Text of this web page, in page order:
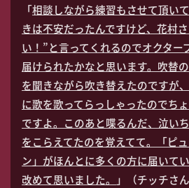
「相談しながら練習もさせて頂い
きは不安だったんですけど、花村
い！”と言ってくれるのでオクター
届けられたかなと思います。吹替
を聞きながら吹き替えたのですが
に歌を歌ってらっしゃったのでち
ですよ。このあと喋るんだ、泣い
をこらえてたのを覚えてて。「ピ
ン」がほんとに多くの方に届いて
改めて思いました。
」（チッチさ